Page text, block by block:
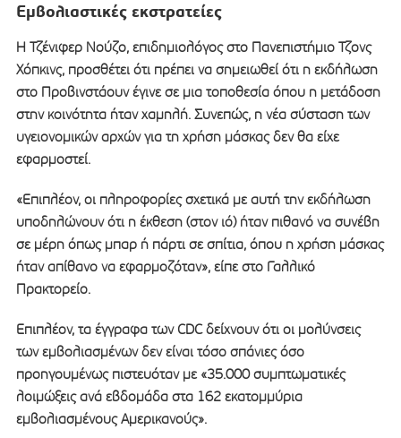
Εμβολιαστικές εκστρατείες
Η Τζένιφερ Νούζο, επιδημιολόγος στο Πανεπιστήμιο Τζονς
Χόπκινς, προσθέτει ότι πρέπει να σημειωθεί ότι η εκδήλωση
στο Προβινστάουν έγινε σε μια τοποθεσία όπου η μετάδοση
στην κοινότητα ήταν χαμηλή. Συνεπώς, η νέα σύσταση των
υγειονομικών αρχών για τη χρήση μάσκας δεν θα είχε
εφαρμοστεί.
«Επιπλέον, οι πληροφορίες σχετικά με αυτή την εκδήλωση
υποδηλώνουν ότι η έκθεση (στον ιό) ήταν πιθανό να συνέβη
σε μέρη όπως μπαρ ή πάρτι σε σπίτια, όπου η χρήση μάσκας
ήταν απίθανο να εφαρμοζόταν», είπε στο Γαλλικό
Πρακτορείο.
Επιπλέον, τα έγγραφα των CDC δείχνουν ότι οι μολύνσεις
των εμβολιασμένων δεν είναι τόσο σπάνιες όσο
προηγουμένως πιστευόταν με «35.000 συμπτωματικές
λοιμώξεις ανά εβδομάδα στα 162 εκατομμύρια
εμβολιασμένους Αμερικανούς».